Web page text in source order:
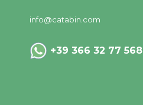
info@catabin.com
+39 366 32 77 568